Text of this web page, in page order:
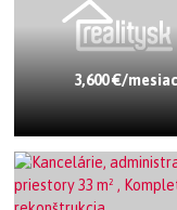
3,600 €/mesiac